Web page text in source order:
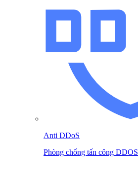
Anti DDoS
Phòng chống tấn công DDOS